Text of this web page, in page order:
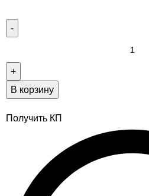
В корзину
Получить КП